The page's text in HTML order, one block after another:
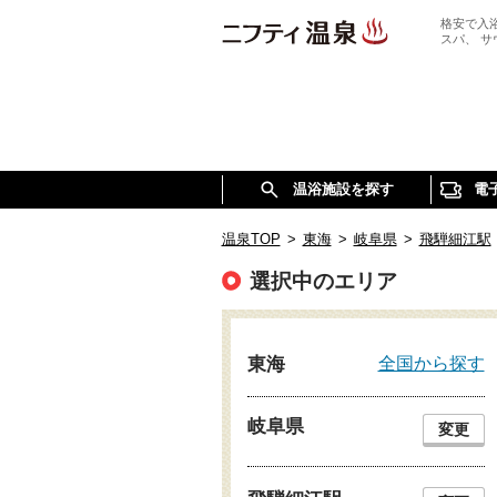
格安で入
スパ、
温浴施設を探す 電
温泉TOP > 東海 > 岐阜県 > 飛騨細江駅
選択中のエリア
東海 全国から探す
岐阜県 変更